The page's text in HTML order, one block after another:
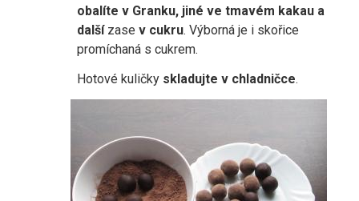
obalíte v Granku, jiné ve tmavém kakau a
dalšízase v cukru. Výborná je i skořice
promíchaná s cukrem.
Hotové kuličky skladujte v chladničce.